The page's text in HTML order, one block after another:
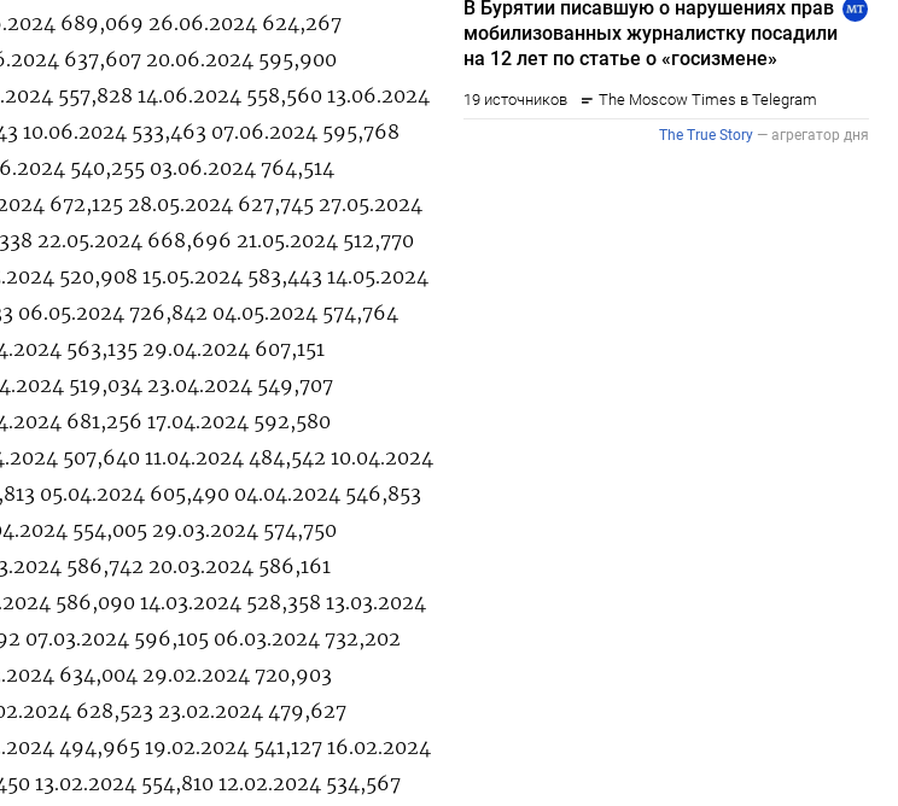
689,069 26.06.2024 624,267
637,607 20.06.2024 595,900
557,828 14.06.2024 558,560 13.06.2024
10.06.2024 533,463 07.06.2024 595,768
540,255 03.06.2024 764,514
672,125 28.05.2024 627,745 27.05.2024
22.05.2024 668,696 21.05.2024 512,770
520,908 15.05.2024 583,443 14.05.2024
06.05.2024 726,842 04.05.2024 574,764
563,135 29.04.2024 607,151
519,034 23.04.2024 549,707
681,256 17.04.2024 592,580
507,640 11.04.2024 484,542 10.04.2024
05.04.2024 605,490 04.04.2024 546,853
554,005 29.03.2024 574,750
586,742 20.03.2024 586,161
586,090 14.03.2024 528,358 13.03.2024
07.03.2024 596,105 06.03.2024 732,202
634,004 29.02.2024 720,903
628,523 23.02.2024 479,627
494,965 19.02.2024 541,127 16.02.2024
13.02.2024 554,810 12.02.2024 534,567